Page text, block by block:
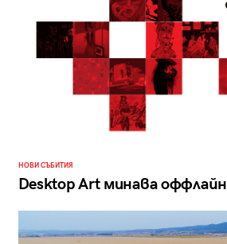
НОВИ СЪБИТИЯ
Desktop Art минава оффлайн